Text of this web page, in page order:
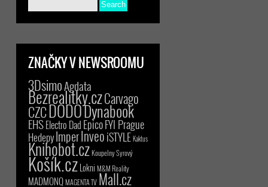
ZNAČKY V NEWSROOMU
3DsimoAgdata
Bezrealitky.czCarvago
CZCDODODynabook
EHSElectro Dad EpicoFYI Prague
HedepyImperInveoiSTYLE Kaktus
Knihobot.czKoupelny Syrový
Košík.czLokni M&M Reality
MADMONQMAGENTA TV Mall.cz